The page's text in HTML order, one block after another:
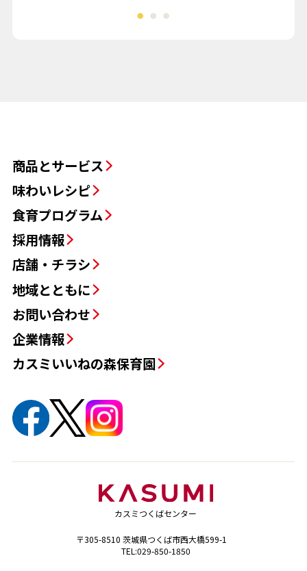
商品とサービス
味わいレシピ
食育プログラム
採用情報
店舗・チラシ
地域とともに
お問い合わせ
企業情報
カスミいいねの森保育園
カスミつくばセンター
〒305-8510 茨城県つくば市西大橋599-1
TEL:029-850-1850